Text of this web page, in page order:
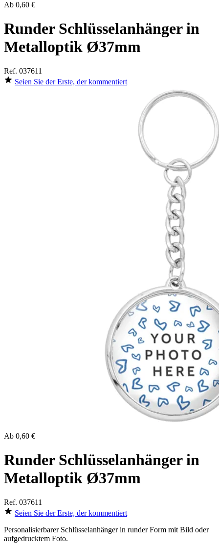
Ab 0,60 €
Runder Schlüsselanhänger in
Metalloptik Ø37mm
Ref. 037611
Seien Sie der Erste, der kommentiert
Ab 0,60 €
Runder Schlüsselanhänger in
Metalloptik Ø37mm
Ref. 037611
Seien Sie der Erste, der kommentiert
Personalisierbarer Schlüsselanhänger in runder Form mit Bild oder
aufgedrucktem Foto.